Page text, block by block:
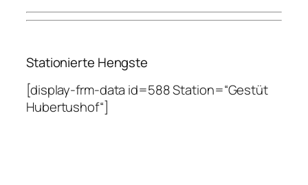
Stationierte Hengste
[display-frm-data id=588 Station=“Gestüt
Hubertushof“]